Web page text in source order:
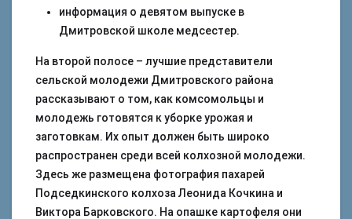
информация о девятом выпуске в
Дмитровской школе медсестер.
На второй полосе – лучшие представители
сельской молодежи Дмитровского района
рассказывают о том, как комсомольцы и
молодежь готовятся к уборке урожая и
заготовкам. Их опыт должен быть широко
распространен среди всей колхозной молодежи.
Здесь же размещена фотография пахарей
Подседкинского колхоза Леонида Кочкина и
Виктора Барковского. На опашке картофеля они